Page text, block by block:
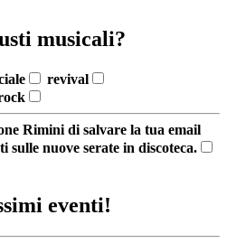
musicali?
revival
Rimini di salvare la tua email
nuove serate in discoteca.
eventi!